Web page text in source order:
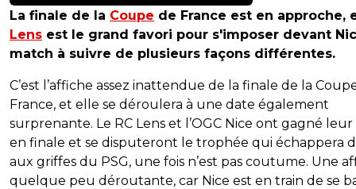
La finale de la Coupe de France est en approche,
Lens est le grand favori pour s'imposer devant
match à suivre de plusieurs façons différentes.
C’est l’affiche assez inattendue de la finale de la
France, et elle se déroulera à une date également
surprenante. Le RC Lens et l’OGC Nice ont gagné
en finale et se disputeront le trophée qui échappera
aux griffes du PSG, une fois n’est pas coutume. Une
quelque peu déroutante, car Nice est en train de se